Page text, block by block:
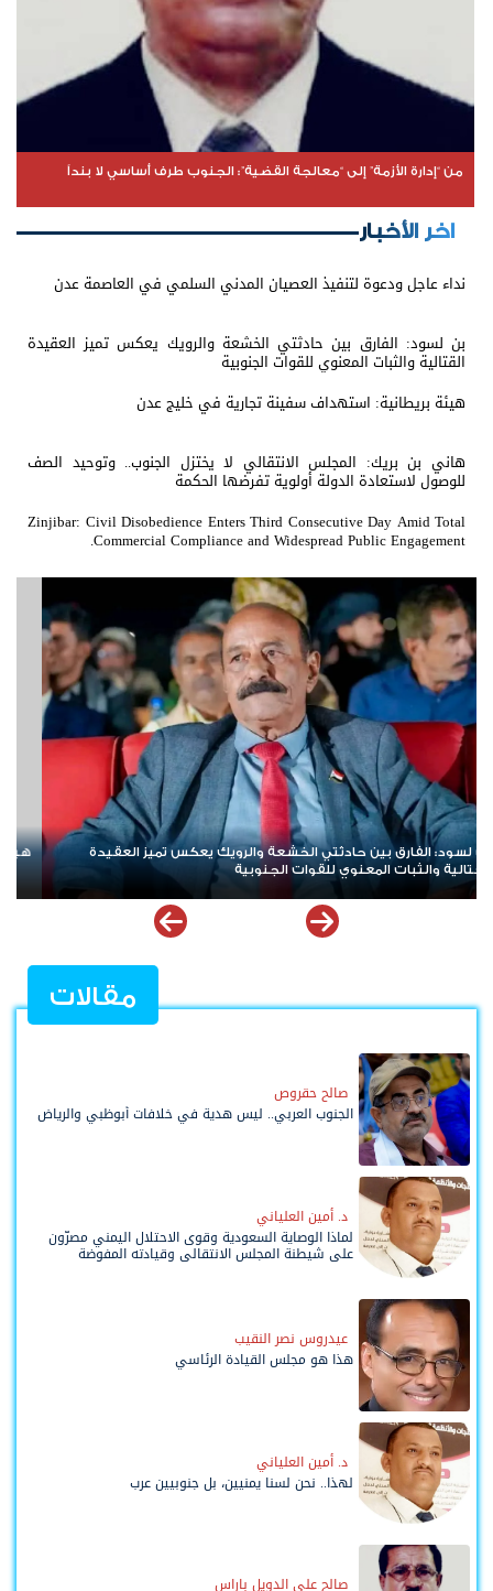
من “إدارة الأزمة” إلى “معالجة القضية”: الجنوب طرف أساسي لا بنداً
اخر الأخبار
نداء عاجل ودعوة لتنفيذ العصيان المدني السلمي في العاصمة عدن
بن لسود: الفارق بين حادثتي الخشعة والرويك يعكس تميز العقيدة
القتالية والثبات المعنوي للقوات الجنوبية
هيئة بريطانية: استهداف سفينة تجارية في خليج عدن
هاني بن بريك: المجلس الانتقالي لا يختزل الجنوب.. وتوحيد الصف
للوصول لاستعادة الدولة أولوية تفرضها الحكمة
Zinjibar: Civil Disobedience Enters Third Consecutive Day Amid Total
Commercial Compliance and Widespread Public Engagement.
هيئة بريطانية: استهداف سفينة تجارية في خليج عدن
مقالات
صالح حقروص
الجنوب العربي.. ليس هدية في خلافات أبوظبي والرياض
د. أمين العلياني
لماذا الوصاية السعودية وقوى الاحتلال اليمني مصرّون
على شيطنة المجلس الانتقالي وقيادته المفوضة
وحواضنه الشعبية؟
عيدروس نصر النقيب
هذا هو مجلس القيادة الرئاسي
د. أمين العلياني
لهذا.. نحن لسنا يمنيين، بل جنوبيين عرب
صالح علي الدويل باراس